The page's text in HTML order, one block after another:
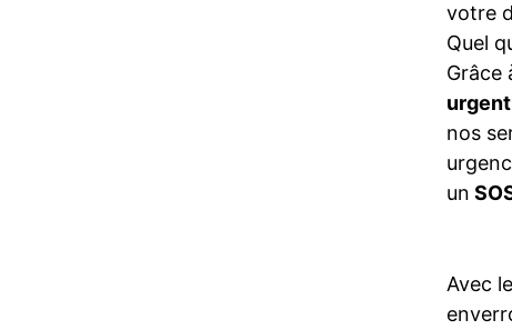
votre
Quel
Grâce
urgent
nos
un
Avec le